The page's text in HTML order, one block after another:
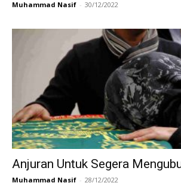
Muhammad Nasif - 30/12/2022
Anjuran Untuk Segera
Muhammad Nasif - 28/12/2022